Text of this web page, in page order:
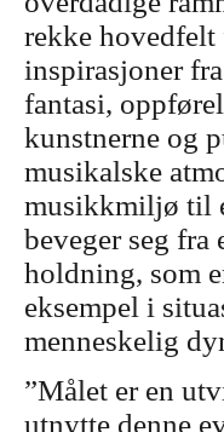
rekke
inspirasjoner
fantasi,
kunstnerne og
musikalske
musikkmiljø til
beveger seg
holdning, som
eksempel i
menneskelig
”Målet er en
utnytte denne